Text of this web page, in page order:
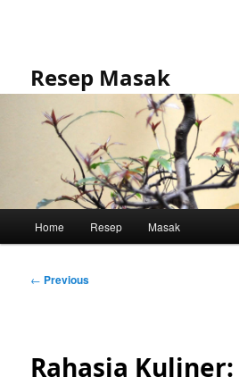
Resep Masak
Home Resep Masak
Post
← Previous
Rahasia Kuliner: